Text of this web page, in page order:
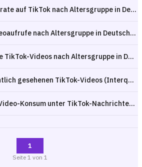
Tägliche Aktivierungsrate auf TikTok nach Altersgruppe in Deutschland — Q1 2025
Anteil der TikTok-Videoaufrufe nach Altersgruppe in Deutschland — Q1 2025
Wöchentlich gesehene TikTok-Videos nach Altersgruppe in Deutschland — Q1 2025
Verteilung der wöchentlich gesehenen TikTok-Videos (Interquartilsabstand) nach Altersgruppe in Deutschland — Q1 2025
Wöchentlicher News-Video-Konsum unter TikTok-Nachrichten-Followern nach Alter — Deutschland 2025
1
Seite 1 von 1